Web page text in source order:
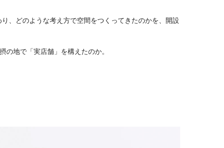
、どのような考え方で空間をつくってきたのかを、開設
地で「実店舗」を構えたのか。